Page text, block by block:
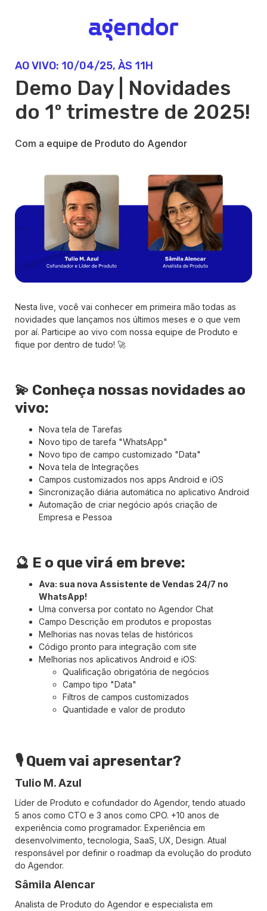
AO VIVO: 10/04/25, ÀS 11H
Demo Day | Novidades
do 1º trimestre de 2025!
Com a equipe de Produto do Agendor
Nesta live, você vai conhecer em primeira mão todas as
novidades que lançamos nos últimos meses e o que vem
por aí. Participe ao vivo com nossa equipe de Produto e
fique por dentro de tudo! 🚀
💫 Conheça nossas novidades ao
vivo:
Nova tela de Tarefas
Novo tipo de tarefa "WhatsApp"
Novo tipo de campo customizado "Data"
Nova tela de Integrações
Campos customizados nos apps Android e iOS
Sincronização diária automática no aplicativo Android
Automação de criar negócio após criação de
Empresa e Pessoa
🔮 E o que virá em breve:
Ava: sua nova Assistente de Vendas 24/7 no
WhatsApp!
Uma conversa por contato no Agendor Chat
Campo Descrição em produtos e propostas
Melhorias nas novas telas de históricos
Código pronto para integração com site
Melhorias nos aplicativos Android e iOS:
Qualificação obrigatória de negócios
Campo tipo "Data"
Filtros de campos customizados
Quantidade e valor de produto
🎙️ Quem vai apresentar?
Tulio M. Azul
Líder de Produto e cofundador do Agendor, tendo atuado
5 anos como CTO e 3 anos como CPO. +10 anos de
experiência como programador. Experiência em
desenvolvimento, tecnologia, SaaS, UX, Design. Atual
responsável por definir o roadmap da evolução do produto
do Agendor.
Sâmila Alencar
Analista de Produto do Agendor e especialista em